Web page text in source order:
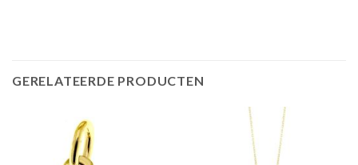
GERELATEERDE PRODUCTEN